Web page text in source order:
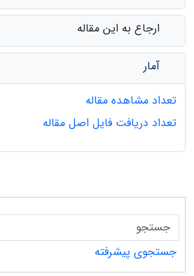
ارجاع به این مقاله
آمار
تعداد مشاهده مقاله
تعداد دریافت فایل اصل مقاله
جستجوی پیشرفته